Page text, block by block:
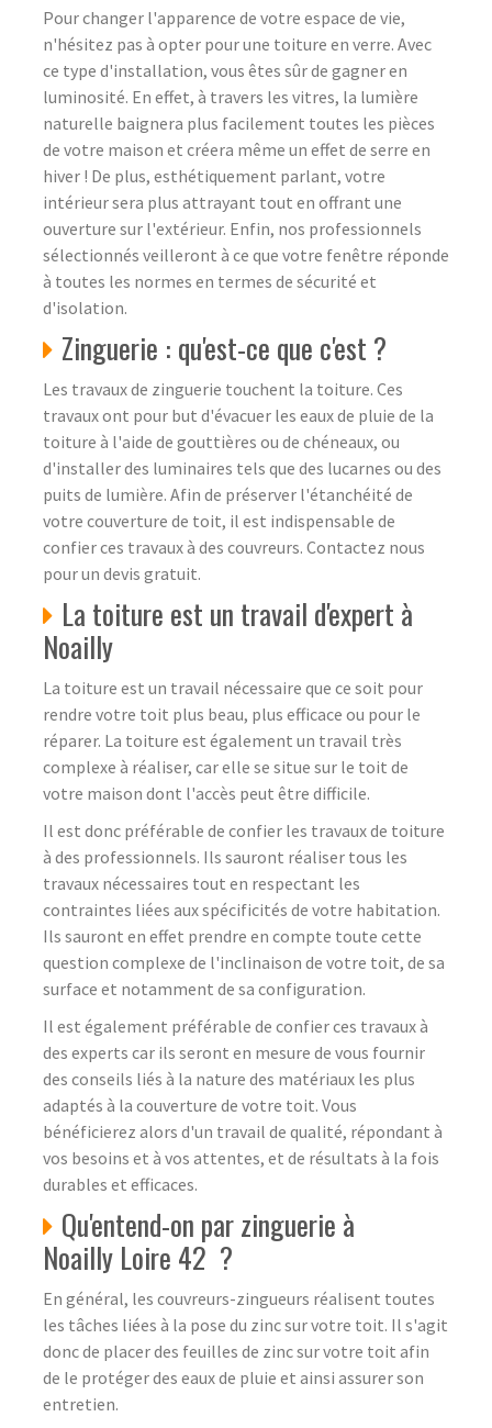
Pour changer l'apparence de votre espace de vie,
n'hésitez pas à opter pour une toiture en verre. Avec
ce type d'installation, vous êtes sûr de gagner en
luminosité. En effet, à travers les vitres, la lumière
naturelle baignera plus facilement toutes les pièces
de votre maison et créera même un effet de serre en
hiver ! De plus, esthétiquement parlant, votre
intérieur sera plus attrayant tout en offrant une
ouverture sur l'extérieur. Enfin, nos professionnels
sélectionnés veilleront à ce que votre fenêtre réponde
à toutes les normes en termes de sécurité et
d'isolation.
Zinguerie : qu'est-ce que c'est ?
Les travaux de zinguerie touchent la toiture. Ces
travaux ont pour but d'évacuer les eaux de pluie de la
toiture à l'aide de gouttières ou de chéneaux, ou
d'installer des luminaires tels que des lucarnes ou des
puits de lumière. Afin de préserver l'étanchéité de
votre couverture de toit, il est indispensable de
confier ces travaux à des couvreurs. Contactez nous
pour un devis gratuit.
La toiture est un travail d'expert à
Noailly
La toiture est un travail nécessaire que ce soit pour
rendre votre toit plus beau, plus efficace ou pour le
réparer. La toiture est également un travail très
complexe à réaliser, car elle se situe sur le toit de
votre maison dont l'accès peut être difficile.
Il est donc préférable de confier les travaux de toiture
à des professionnels. Ils sauront réaliser tous les
travaux nécessaires tout en respectant les
contraintes liées aux spécificités de votre habitation.
Ils sauront en effet prendre en compte toute cette
question complexe de l'inclinaison de votre toit, de sa
surface et notamment de sa configuration.
Il est également préférable de confier ces travaux à
des experts car ils seront en mesure de vous fournir
des conseils liés à la nature des matériaux les plus
adaptés à la couverture de votre toit. Vous
bénéficierez alors d'un travail de qualité, répondant à
vos besoins et à vos attentes, et de résultats à la fois
durables et efficaces.
Qu'entend-on par zinguerie à
Noailly Loire 42 ?
En général, les couvreurs-zingueurs réalisent toutes
les tâches liées à la pose du zinc sur votre toit. Il s'agit
donc de placer des feuilles de zinc sur votre toit afin
de le protéger des eaux de pluie et ainsi assurer son
entretien.